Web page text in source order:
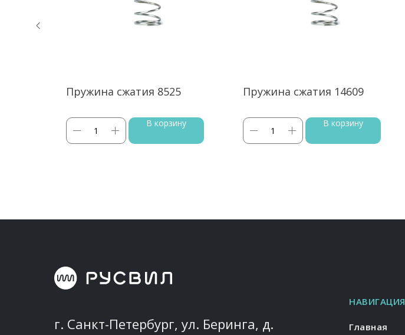
Пружина сжатия 8525
В корзину
Пружина сжатия 14609
В корзину
г. Санкт-Петербург, ул. Беринга, д.
Главная
НАВИГАЦИЯ